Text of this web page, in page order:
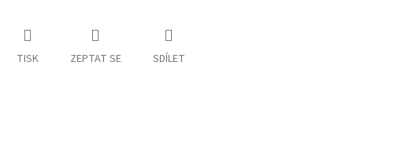
TISK ZEPTAT SE SDÍLET